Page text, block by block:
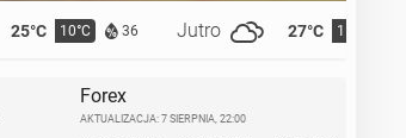
25°C 10°C 36 Jutro 27°C 11°C
Forex
AKTUALIZACJA: 7 SIERPNIA, 22:00